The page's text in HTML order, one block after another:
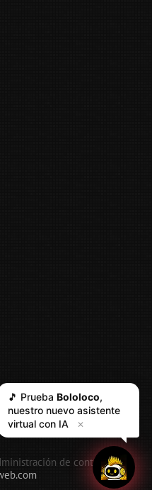
de contenidos:
🎵 Prueba Bololoco,
nuestro nuevo asistente
virtual con IA
✕